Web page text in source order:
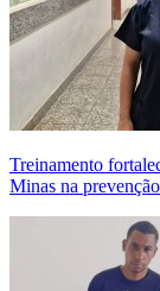
Treinamento
Minas na